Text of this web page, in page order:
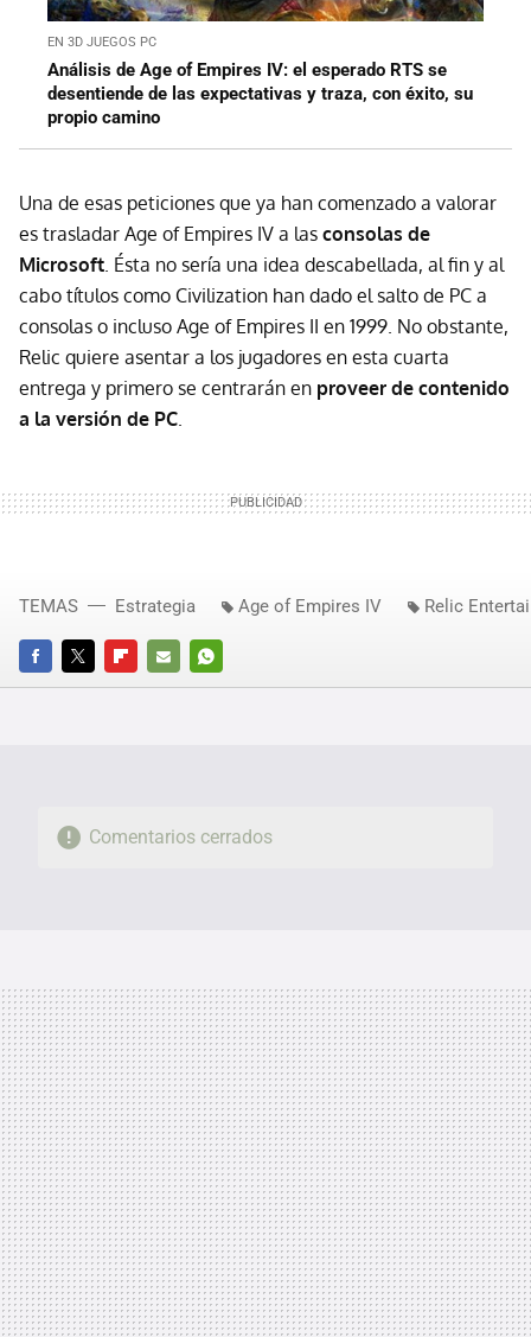
EN 3D JUEGOS PC
Análisis de Age of Empires IV: el esperado RTS se
desentiende de las expectativas y traza, con éxito, su
propio camino
Una de esas peticiones que ya han comenzado a valorar
es trasladar Age of Empires IV a las consolas de
Microsoft . Ésta no sería una idea descabellada, al fin y al
cabo títulos como Civilization han dado el salto de PC a
consolas o incluso Age of Empires II en 1999. No obstante,
Relic quiere asentar a los jugadores en esta cuarta
entrega y primero se centrarán en proveer de contenido
a la versión de PC
FACEBOOKTWITTERFLIPBOARD
E-
WHATSAPP
TEMAS Estrategia Age of Empires IV Relic
Comentarios cerrados